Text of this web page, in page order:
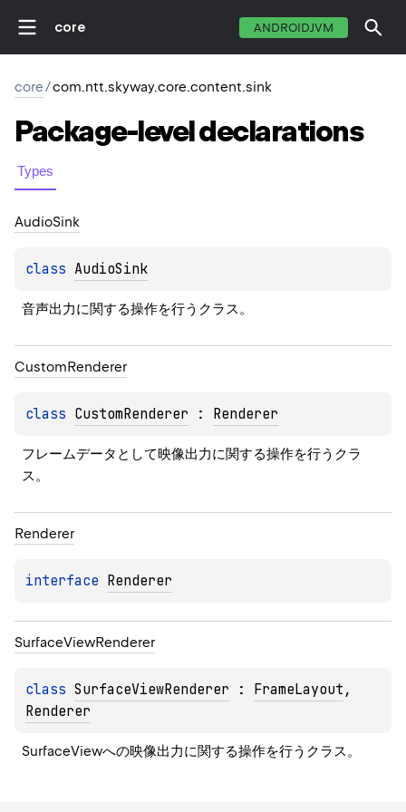
core ANDROIDJVM
core/com.ntt.skyway.core.content.sink
Package-leveldeclarations
Types
AudioSink
class AudioSink
音声出力に関する操作を行うクラス。
CustomRenderer
class CustomRenderer : Renderer
フレームデータとして映像出力に関する操作を行うクラ
ス。
Renderer
interface Renderer
SurfaceViewRenderer
class SurfaceViewRenderer : FrameLayout
Renderer
SurfaceViewへの映像出力に関する操作を行うクラス。